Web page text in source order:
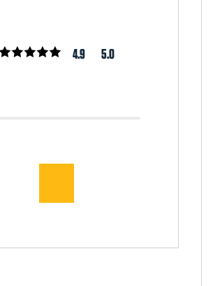
4.9 5.0